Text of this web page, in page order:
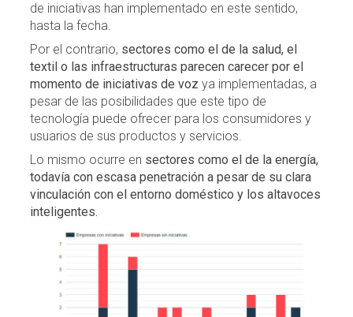
de iniciativas han implementado en este sentido,
hasta la fecha.
Por el contrario, sectores como el de la salud, el
textil o las infraestructuras parecen carecer por el
momento de iniciativas de voz ya implementadas, a
pesar de las posibilidades que este tipo de
tecnología puede ofrecer para los consumidores y
usuarios de sus productos y servicios.
Lo mismo ocurre en sectores como el de la energía,
todavía con escasa penetración a pesar de su clara
vinculación con el entorno doméstico y los altavoces
inteligentes.